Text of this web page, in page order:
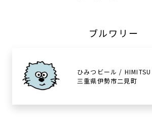
ブルワリー
ひみつビール / HIMITSU
三重県伊勢市二見町